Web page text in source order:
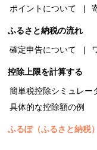
ポイントについて
ふるさと納税の流れ
確定申告について
控除上限を計算する
簡単税控除シミュレー
具体的な控除額の例
ふるぽ（ふるさと納税